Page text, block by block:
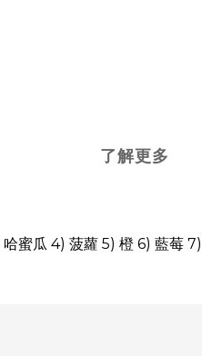
了解更多
蜜瓜 4) 菠蘿 5) 橙 6) 藍莓